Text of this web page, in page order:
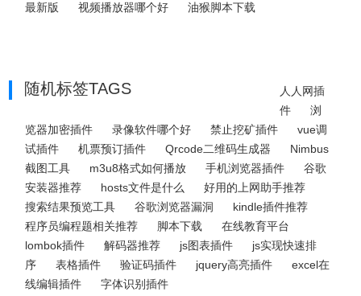
最新版
视频播放器哪个好 油猴脚本下载
随机标签TAGS
人人网插
件
浏
览器加密插件
录像软件哪个好 禁止挖矿插件
vue调
试插件
机票预订插件 Qrcode二维码生成器
Nimbus
截图工具
m3u8格式如何播放 手机浏览器插件
谷歌
安装器推荐
hosts文件是什么
好用的上网助手推荐
搜索结果预览工具
谷歌浏览器漏洞
kindle插件推荐
程序员编程题相关推荐
脚本下载
在线教育平台
lombok插件
解码器推荐 js图表插件
js实现快速排
序
表格插件 验证码插件 jquery高亮插件
excel在
线编辑插件
字体识别插件